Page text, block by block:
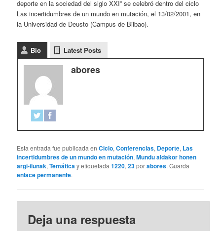
deporte en la sociedad del siglo XXI” se celebró dentro del ciclo
Las incertidumbres de un mundo en mutación, el 13/02/2001, en
la Universidad de Deusto (Campus de Bilbao).
Bio Latest Posts
abores
Esta entrada fue publicada enCiclo,Conferencias, Deporte, Las
incertidumbres de un mundo en mutación,Mundu aldakor honen
argi-ilunak,Temáticay etiquetada1220,23porabores. Guarda
enlace permanente.
Deja una respuesta